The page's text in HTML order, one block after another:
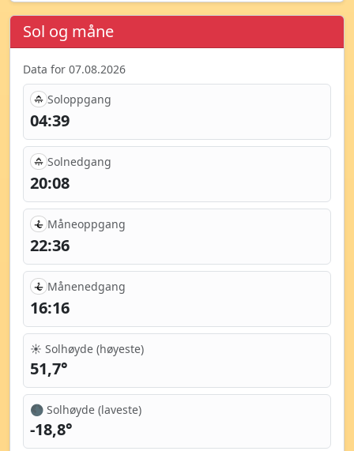
Sol og måne
Data for 07.08.2026
Soloppgang
04:39
Solnedgang
20:08
Måneoppgang
22:36
Månenedgang
16:16
☀️ Solhøyde (høyeste)
51,7°
🌑 Solhøyde (laveste)
-18,8°